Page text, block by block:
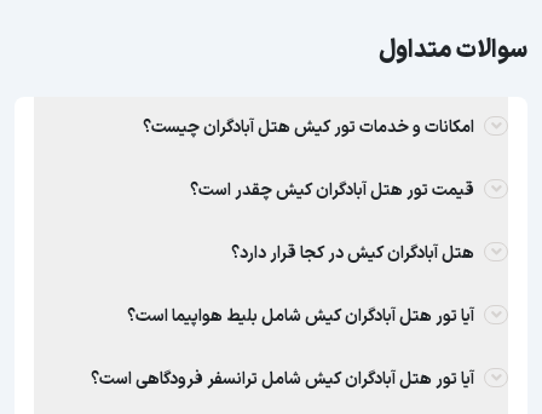
سوالات متداول
امکانات و خدمات تور کیش هتل آبادگران چیست؟
قیمت تور هتل آبادگران کیش چقدر است؟
هتل آبادگران کیش در کجا قرار دارد؟
آیا تور هتل آبادگران کیش شامل بلیط هواپیما است؟
آیا تور هتل آبادگران کیش شامل ترانسفر فرودگاهی است؟